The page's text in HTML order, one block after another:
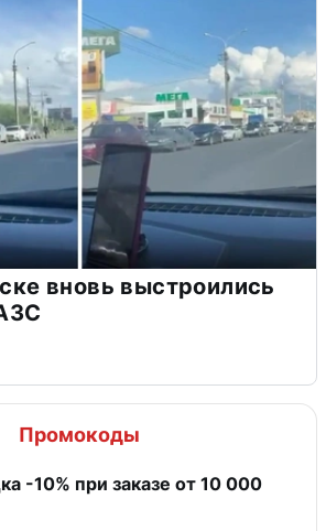
вновь выстроились
Промокоды
-10% при заказе от 10 000